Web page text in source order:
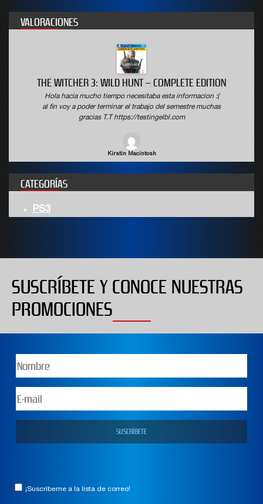
VALORACIONES
THE WITCHER 3: WILD HUNT – COMPLETE EDITION
Hola hacia mucho tiempo necesitaba esta informacion :(
al fin voy a poder terminar el trabajo del semestre muchas
gracias T.T https://testingelbl.com
Kirstin Macintosh
CATEGORÍAS
PS3
SUSCRÍBETE Y CONOCE NUESTRAS
PROMOCIONES
¡Suscríbeme a la lista de correo!